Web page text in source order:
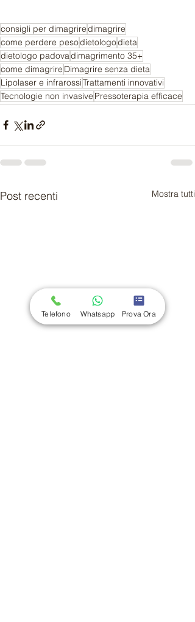
consigli per dimagriredimagrire
come perdere pesodietologodieta
dietologo padovadimagrimento 35+
come dimagrire Dimagrire senza dieta
Lipolaser e infrarossiTrattamenti innovativi
Tecnologie non invasive Pressoterapia efficace
Post recenti Mostra tutti
Telefono Whatsapp Prova Ora